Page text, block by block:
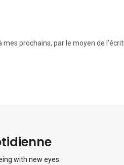
prochains, par le moyen de
with new eyes.